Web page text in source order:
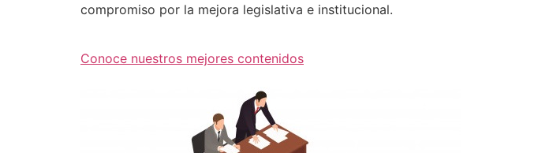
compromiso por la mejora legislativa e institucional.
Conoce nuestros mejores contenidos